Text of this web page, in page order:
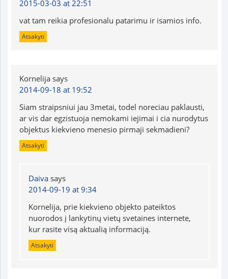
2015-03-03 at 22:51
vat tam reikia profesionalu patarimu ir isamios info.
Atsakyti
Kornelija says
2014-09-18 at 19:52
Siam straipsniui jau 3metai, todel noreciau paklausti,
ar vis dar egzistuoja nemokami iejimai i cia nurodytus
objektus kiekvieno menesio pirmaji sekmadieni?
Atsakyti
Daiva says
2014-09-19 at 9:34
Kornelija, prie kiekvieno objekto pateiktos
nuorodos į lankytinų vietų svetaines internete,
kur rasite visą aktualią informaciją.
Atsakyti